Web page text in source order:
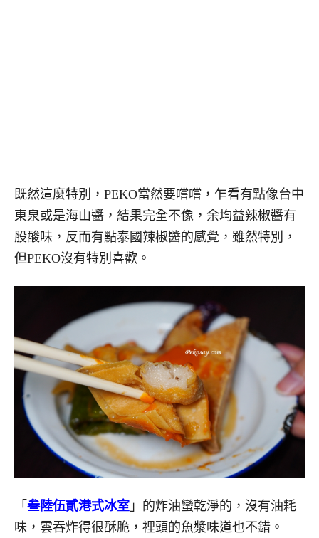
既然這麼特別，PEKO當然要嚐嚐，乍看有點像台中
東泉或是海山醬，結果完全不像，余均益辣椒醬有
股酸味，反而有點泰國辣椒醬的感覺，雖然特別，
但PEKO沒有特別喜歡。
「 叁陸伍貳港式冰室 」的炸油蠻乾淨的，沒有油耗
味，雲吞炸得很酥脆，裡頭的魚漿味道也不錯。